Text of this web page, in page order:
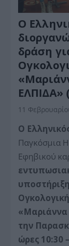
Ο
δράση
ΕΛΠΙΔΑ»
11
O
Παγκόσμια
Εφηβικού
«Μαριάννα
την
ώρες 10:30